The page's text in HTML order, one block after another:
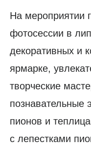
На мероприятии
фотосессии в
декоративных и
ярмарке,
творческие
познавательные
пионов и
с лепестками